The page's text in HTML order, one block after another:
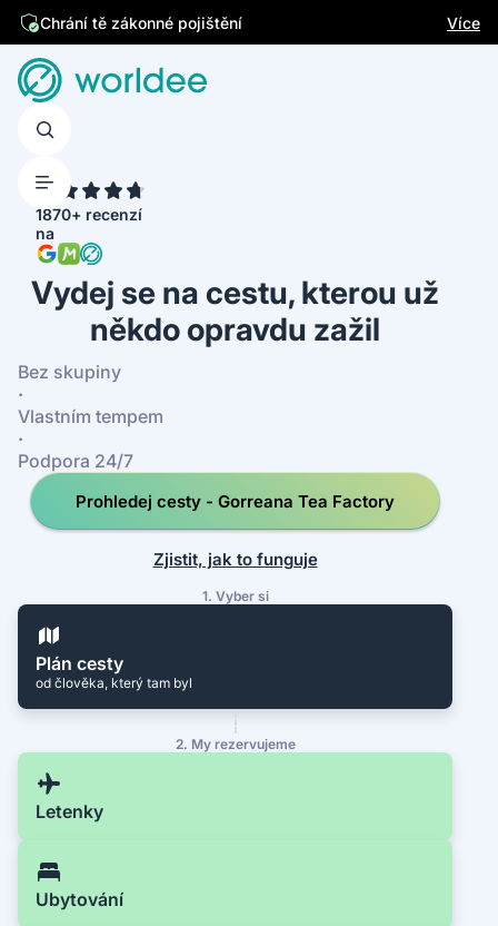
Chrání tě zákonné pojištění
Více
1870+ recenzí
na
Vydej se na cestu, kterou už
někdo opravdu zažil
Bez skupiny
·
Vlastním tempem
·
Podpora 24/7
Prohledej cesty - Gorreana Tea Factory
Zjistit, jak to funguje
1. Vyber si
Plán cesty
od člověka, který tam byl
2. My rezervujeme
Letenky
Ubytování